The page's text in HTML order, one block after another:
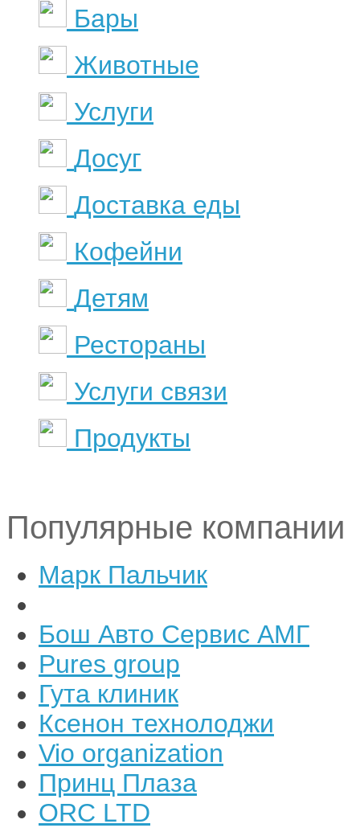
Бары
Животные
Услуги
Досуг
Доставка еды
Кофейни
Детям
Рестораны
Услуги связи
Продукты
Популярные компании
Марк Пальчик
Бош Авто Сервис АМГ
Pures group
Гута клиник
Ксенон технолоджи
Vio organization
Принц Плаза
ORC LTD